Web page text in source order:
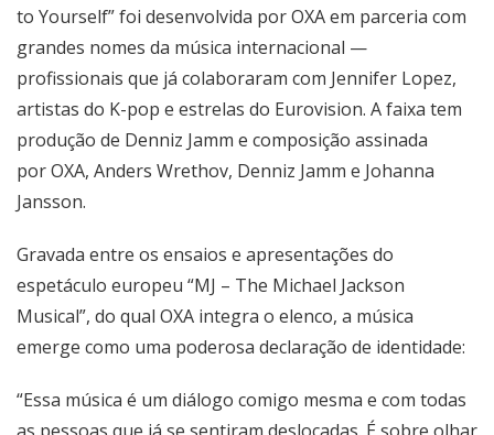
to Yourself” foi desenvolvida por OXA em parceria com
grandes nomes da música internacional —
profissionais que já colaboraram com Jennifer Lopez,
artistas do K-pop e estrelas do Eurovision. A faixa tem
produção de Denniz Jamm e composição assinada
por OXA, Anders Wrethov, Denniz Jamm e Johanna
Jansson.
Gravada entre os ensaios e apresentações do
espetáculo europeu “MJ – The Michael Jackson
Musical”, do qual OXA integra o elenco, a música
emerge como uma poderosa declaração de identidade:
“Essa música é um diálogo comigo mesma e com todas